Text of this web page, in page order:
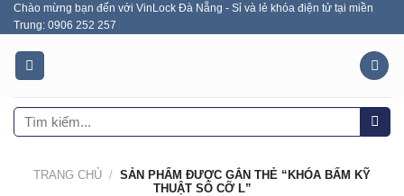
Skip
to
content
Chào mừng bạn đến với VinLock Đà Nẵng - Sỉ và lẻ khóa điện tử tại miền
Trung: 0906 252 257
Tìm
kiếm:
TRANG CHỦ / SẢN PHẨM ĐƯỢC GẮN THẺ “KHÓA BẤM KỸ
THUẬT SỐ CỠ L”